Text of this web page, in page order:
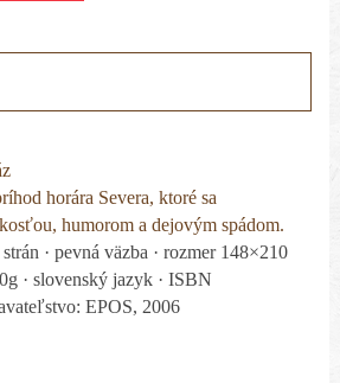
horára Severa, ktoré sa
humorom a dejovým spádom.
· pevná väzba · rozmer 148×210
· slovenský jazyk · ISBN
EPOS, 2006